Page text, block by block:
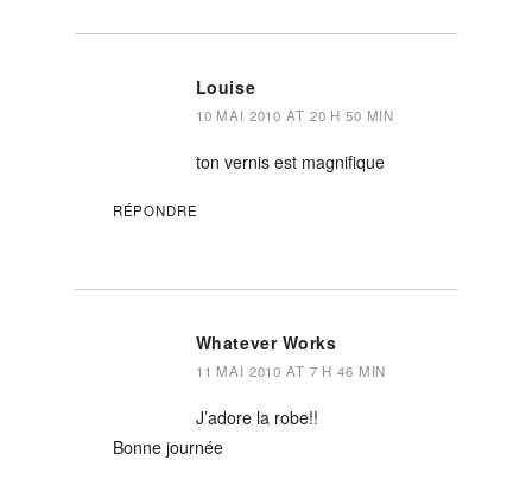
Louise
10 MAI 2010 AT 20 H 50 MIN
ton vernis est magnifique
RÉPONDRE
Whatever Works
11 MAI 2010 AT 7 H 46 MIN
J’adore la robe!!
Bonne journée